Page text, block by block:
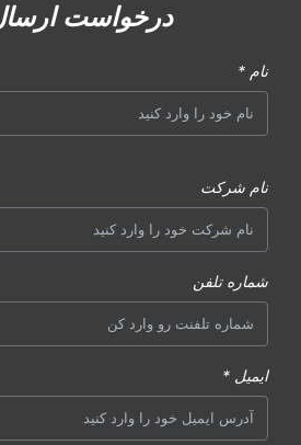
درخواست
نام *
نام شرکت
شماره تلفن
ایمیل *